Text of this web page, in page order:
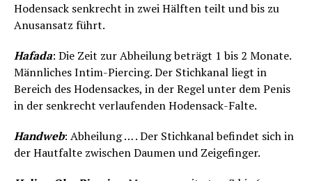
Hodensack senkrecht in zwei Hälften teilt und bis zu
Anusansatz führt.
Hafada: Die Zeit zur Abheilung beträgt 1 bis 2 Monate.
Männliches Intim-Piercing. Der Stichkanal liegt in
Bereich des Hodensackes, in der Regel unter dem Penis
in der senkrecht verlaufenden Hodensack-Falte.
Handweb: Abheilung … . Der Stichkanal befindet sich in
der Hautfalte zwischen Daumen und Zeigefinger.